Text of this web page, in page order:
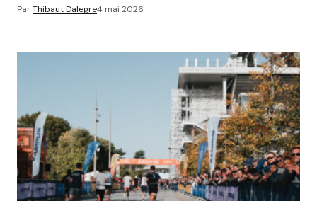
ParThibaut Dalegre4 mai 2026